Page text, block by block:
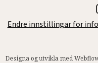
Endre innstillingar for
Designa og utvikla med